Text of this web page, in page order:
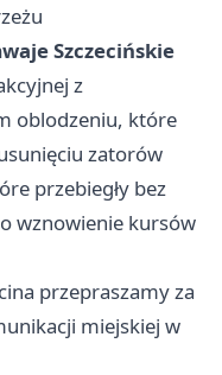
Szczecińskie
z
oblodzeniu, które
zatorów
przebiegły bez
wznowienie kursów
przepraszamy za
miejskiej w